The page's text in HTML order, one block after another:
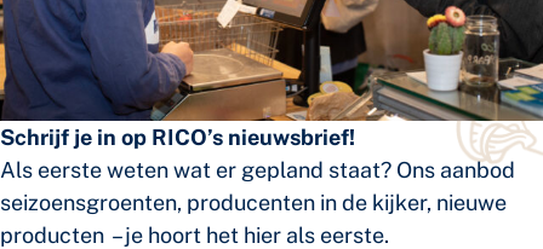
Schrijf je in op RICO’s nieuwsbrief!
Als eerste weten wat er gepland staat? Ons aanbod
seizoensgroenten, producenten in de kijker, nieuwe
producten – je hoort het hier als eerste.